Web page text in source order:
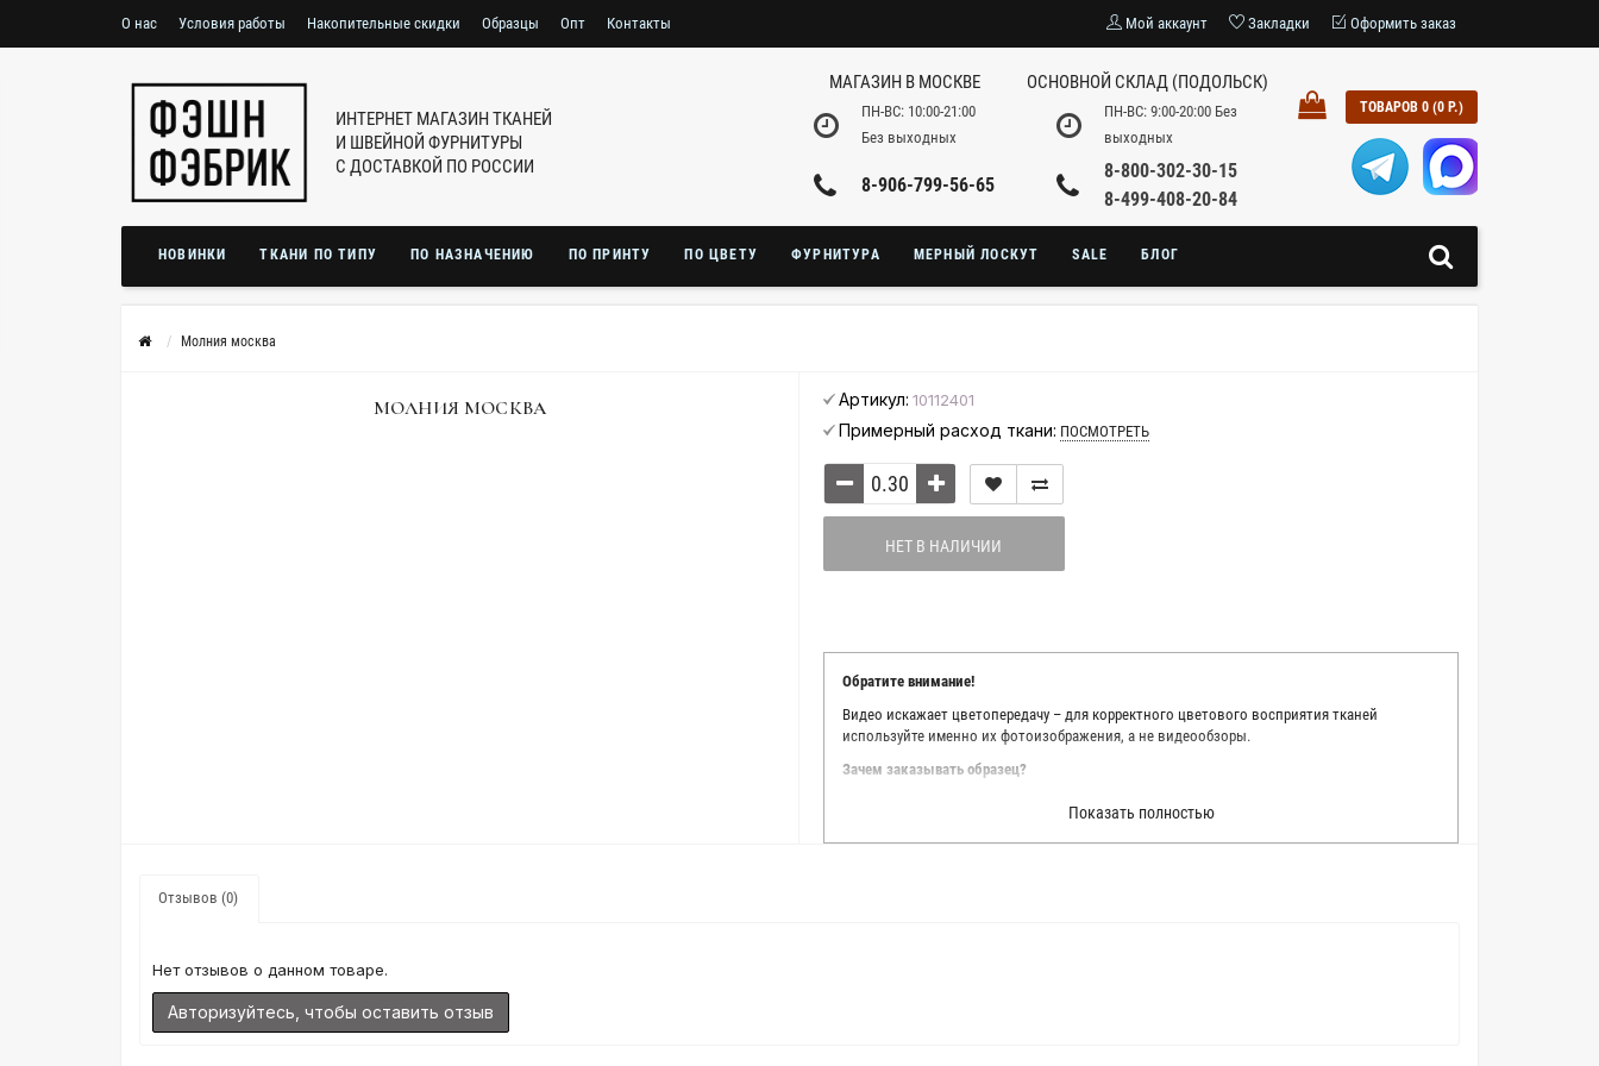
О нас Условия работы Накопительные скидки Образцы Опт Контакты Мой аккаунт Закладки Оформить заказ
ИНТЕРНЕТ МАГАЗИН ТКАНЕЙ
И ШВЕЙНОЙ ФУРНИТУРЫ
С ДОСТАВКОЙ ПО РОССИИ
МАГАЗИН В МОСКВЕ
ПН-ВС: 10:00-21:00
Без выходных
8-906-799-56-65
ОСНОВНОЙ СКЛАД (ПОДОЛЬСК)
ПН-ВС: 9:00-20:00 Без
выходных
8-800-302-30-15
8-499-408-20-84
ТОВАРОВ 0 (0 Р.)
НОВИНКИ ТКАНИ ПО ТИПУ ПО НАЗНАЧЕНИЮ ПО ПРИНТУ ПО ЦВЕТУ ФУРНИТУРА МЕРНЫЙ ЛОСКУТ SALE БЛОГ
Молния москва
МОЛНИЯ МОСКВА Артикул: 10112401
Примерный расход ткани: ПОСМОТРЕТЬ
НЕТ В НАЛИЧИИ
Обратите внимание!
Видео искажает цветопередачу – для корректного цветового восприятия тканей
используйте именно их фотоизображения, а не видеообзоры.
Зачем заказывать образец?
Мы делаем все возможное, чтобы точно описать цвет каждой ткани из нашего каталога.
Мы осматриваем и фотографируем каждую ткань в естественном свете, стараемся
находить только правильные цветовые условия и описания. Но несмотря на наши
Показать полностью
Отзывов (0)
Нет отзывов о данном товаре.
Авторизуйтесь, чтобы оставить отзыв